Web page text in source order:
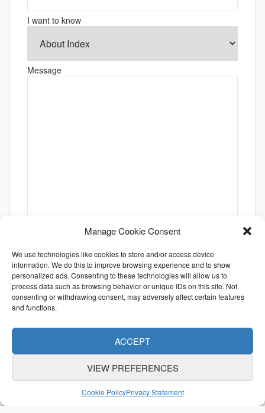
Manage Cookie Consent
We use technologies like cookies to store and/or access device
information. We do this to improve browsing experience and to show
personalized ads. Consenting to these technologies will allow us to
process data such as browsing behavior or unique IDs on this site. Not
consenting or withdrawing consent, may adversely affect certain features
and functions.
ACCEPT
VIEW PREFERENCES
Cookie PolicyPrivacy Statement
I want to know
Message
特定商取引法に関する表示 個人情報保護方針